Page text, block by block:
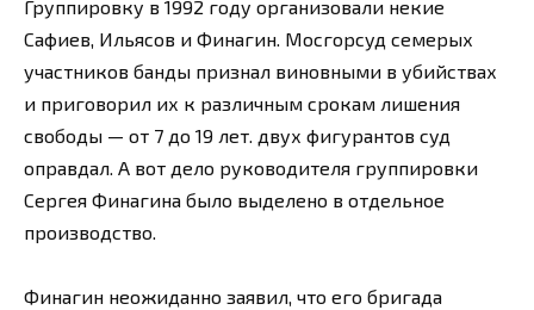
Группировку в 1992 году организовали некие
Сафиев, Ильясов и Финагин. Мосгорсуд семерых
участников банды признал виновными в убийствах
и приговорил их к различным срокам лишения
свободы — от 7 до 19 лет. двух фигурантов суд
оправдал. А вот дело руководителя группировки
Сергея Финагина было выделено в отдельное
производство.
Финагин неожиданно заявил, что его бригада